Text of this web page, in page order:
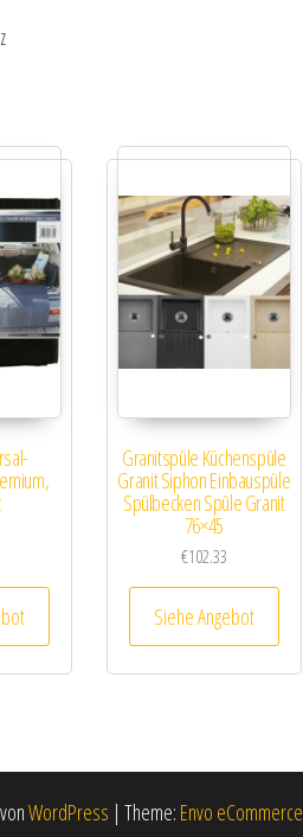
Granitspüle Küchenspüle
Granit Siphon Einbauspüle
Spülbecken Spüle Granit
76×45
€102.33
Siehe Angebot
WordPress | Theme: Envo eCommerce